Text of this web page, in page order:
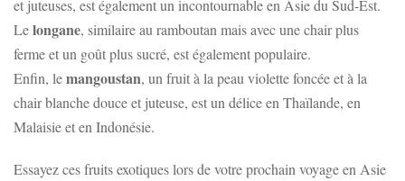
et juteuses, est également un incontournable en Asie du Sud-Est.
Lelongane, similaire au ramboutan mais avec une chair plus
ferme et un goût plus sucré, est également populaire.
Enfin, lemangoustan, un fruit à la peau violette foncée et à la
chair blanche douce et juteuse, est un délice en Thaïlande, en
Malaisie et en Indonésie.
Essayez ces fruits exotiques lors de votre prochain voyage en Asie